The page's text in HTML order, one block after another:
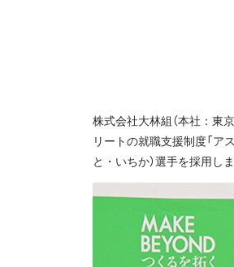
株式会社大林組（本社：東
リートの就職支援制度「ア
と・いちか）選手を採用しま